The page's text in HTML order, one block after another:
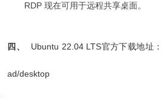
RDP 现在可用于远程共享桌面。
四、 Ubuntu 22.04 LTS官方下载地址：
ad/desktop